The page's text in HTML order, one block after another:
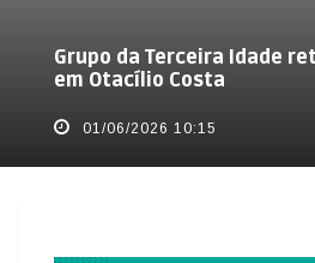
Grupo da Terceira Idade
em Otacílio Costa
01/06/2026 10:15